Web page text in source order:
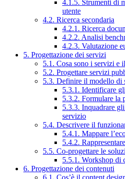
4.1.5. Strumenti di
utente
4.2. Ricerca secondaria
4.2.1. Ricerca
4.2.2. Analisi
4.2.3. Valutazione
5. Progettazione dei servizi
5.1. Cosa sono i servizi e
5.2. Progettare servizi
5.3. Definire il modello di
5.3.1. Identificare
5.3.2. Formulare la
5.3.3. Inquadrare
servizio
5.4. Descrivere il
5.4.1. Mappare
5.4.2.
5.5. Co-progettare le
5.5.1. Workshop di
6. Progettazione dei contenuti
6.1. Cos’è il content